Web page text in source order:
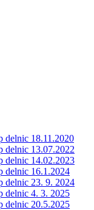
delnic 18.11.2020
delnic 13.07.2022
delnic 14.02.2023
delnic 16.1.2024
delnic 23. 9. 2024
delnic 4. 3. 2025
delnic 20.5.2025